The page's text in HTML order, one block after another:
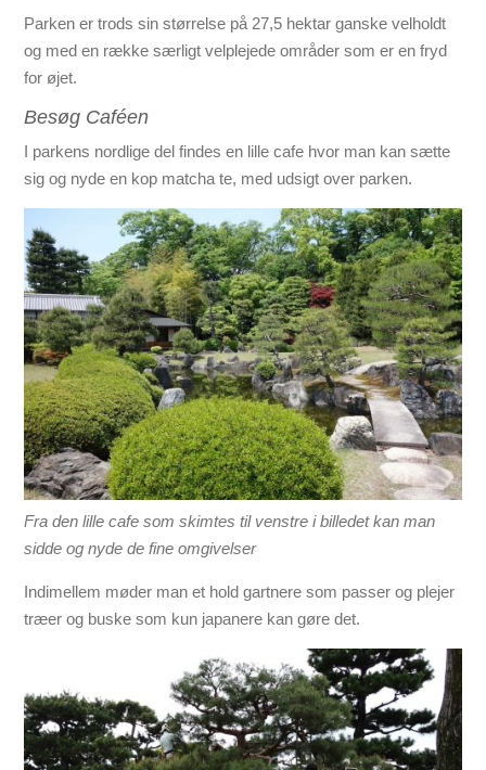
Parken er trods sin størrelse på 27,5 hektar ganske velholdt
og med en række særligt velplejede områder som er en fryd
for øjet.
Besøg Caféen
I parkens nordlige del findes en lille cafe hvor man kan sætte
sig og nyde en kop matcha te, med udsigt over parken.
Fra den lille cafe som skimtes til venstre i billedet kan man
sidde og nyde de fine omgivelser
Indimellem møder man et hold gartnere som passer og plejer
træer og buske som kun japanere kan gøre det.